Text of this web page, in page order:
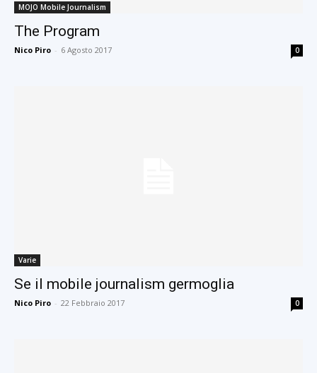
MOJO Mobile Journalism
The Program
Nico Piro - 6 Agosto 2017 0
Varie
Se il mobile journalism germoglia
Nico Piro - 22 Febbraio 2017 0